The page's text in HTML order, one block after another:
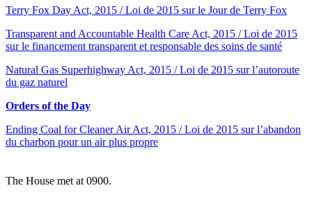
Terry Fox Day Act, 2015 / Loi de 2015 sur le Jour de Terry Fox
Transparent and Accountable Health Care Act, 2015 / Loi de 2015
sur le financement transparent et responsable des soins de santé
Natural Gas Superhighway Act, 2015 / Loi de 2015 sur l’autoroute
du gaz naturel
Orders of the Day
Ending Coal for Cleaner Air Act, 2015 / Loi de 2015 sur l’abandon
du charbon pour un air plus propre
The House met at 0900.